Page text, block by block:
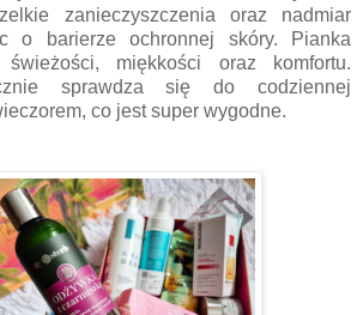
zanieczyszczenia oraz nadmiar
o barierze ochronnej skóry. Pianka
miękkości oraz komfortu.
sprawdza się do codziennej
co jest super wygodne.